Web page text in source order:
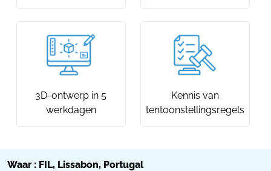
3D-ontwerp in 5
werkdagen
Kennis van
tentoonstellingsregels
Waar : FIL, Lissabon, Portugal